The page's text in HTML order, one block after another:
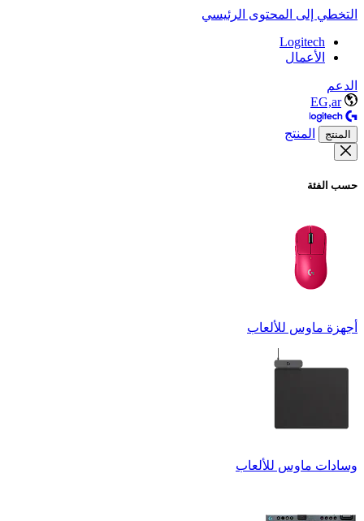
التخطي إلى المحتوى الرئيسي
Logitech
الأعمال
الدعم
EG,ar
المنتج المنتج
حسب الفئة
أجهزة ماوس للألعاب
وسادات ماوس للألعاب